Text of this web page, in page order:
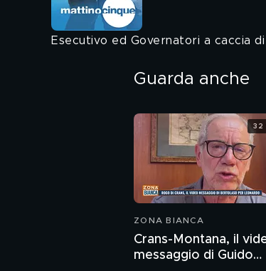
Esecutivo ed Governatori a caccia
Guarda anche
ZONA BIANCA
Crans-Montana, il
messaggio di Guido
32